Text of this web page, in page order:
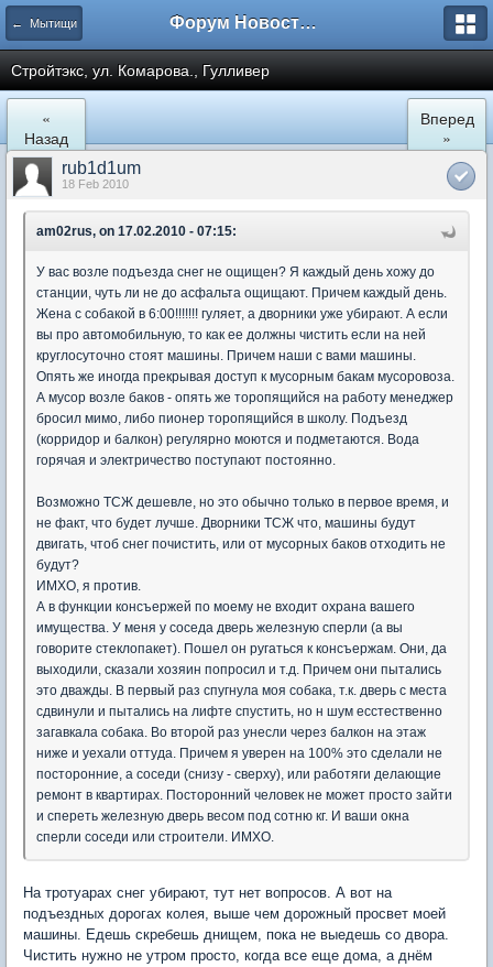
← Мытищи Форум Новостройки
Стройтэкс, ул. Комарова., Гулливер
«
Назад
Вперед
»
rub1d1um
18 Feb 2010
am02rus, on 17.02.2010 - 07:15:
У вас возле подъезда снег не ощищен? Я каждый день хожу до
станции, чуть ли не до асфальта ощищают. Причем каждый день.
Жена с собакой в 6:00!!!!!!! гуляет, а дворники уже убирают. А если
вы про автомобильную, то как ее должны чистить если на ней
круглосуточно стоят машины. Причем наши с вами машины.
Опять же иногда прекрывая доступ к мусорным бакам мусоровоза.
А мусор возле баков - опять же торопящийся на работу менеджер
бросил мимо, либо пионер торопящийся в школу. Подъезд
(корридор и балкон) регулярно моются и подметаются. Вода
горячая и электричество поступают постоянно.
Возможно ТСЖ дешевле, но это обычно только в первое время, и
не факт, что будет лучше. Дворники ТСЖ что, машины будут
двигать, чтоб снег почистить, или от мусорных баков отходить не
будут?
ИМХО, я против.
А в функции консъержей по моему не входит охрана вашего
имущества. У меня у соседа дверь железную сперли (а вы
говорите стеклопакет). Пошел он ругаться к консъержам. Они, да
выходили, сказали хозяин попросил и т.д. Причем они пытались
это дважды. В первый раз спугнула моя собака, т.к. дверь с места
сдвинули и пытались на лифте спустить, но н шум есстественно
загавкала собака. Во второй раз унесли через балкон на этаж
ниже и уехали оттуда. Причем я уверен на 100% это сделали не
посторонние, а соседи (снизу - сверху), или работяги делающие
ремонт в квартирах. Посторонний человек не может просто зайти
и спереть железную дверь весом под сотню кг. И ваши окна
сперли соседи или строители. ИМХО.
На тротуарах снег убирают, тут нет вопросов. А вот на
подъездных дорогах колея, выше чем дорожный просвет моей
машины. Едешь скребешь днищем, пока не выедешь со двора.
Чистить нужно не утром просто, когда все еще дома, а днём